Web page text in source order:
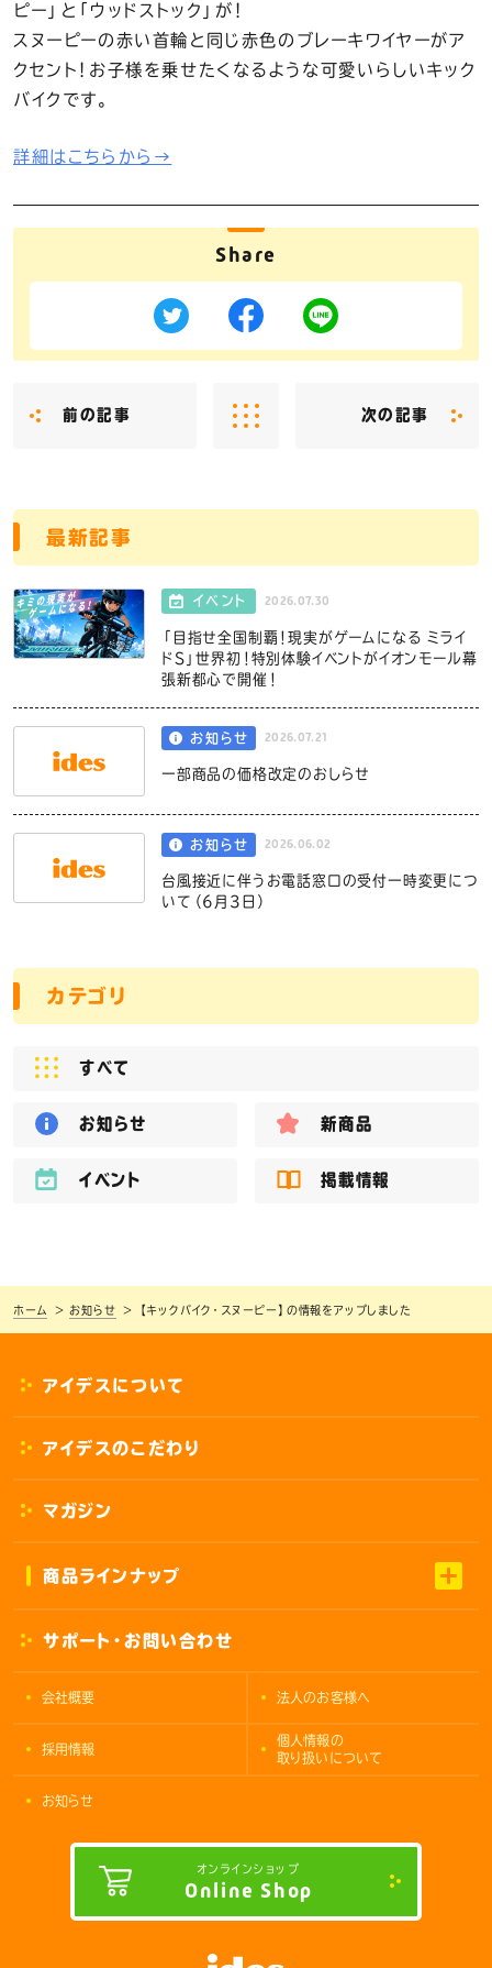
ピー」と「ウッドストック」が！
スヌーピーの赤い首輪と同じ赤色のブレーキワイヤーがア
クセント！お子様を乗せたくなるような可愛いらしいキック
バイクです。
詳細はこちらから→
Share
前の記事 次の記事
最新記事
イベント 2026.07.30
「目指せ全国制覇！現実がゲームになる ミライ
ドS」世界初！特別体験イベントがイオンモール幕
張新都心で開催！
お知らせ 2026.07.21
一部商品の価格改定のおしらせ
お知らせ 2026.06.02
台風接近に伴うお電話窓口の受付一時変更につ
いて（6月3日）
カテゴリ
すべて
お知らせ 新商品
イベント 掲載情報
ホーム お知らせ 【キックバイク・スヌーピー】の情報をアップしました
アイデスについて
アイデスのこだわり
マガジン
商品ラインナップ
サポート・お問い合わせ
会社概要 法人のお客様へ
採用情報
個人情報の
取り扱いについて
お知らせ
オンラインショップ
Online Shop